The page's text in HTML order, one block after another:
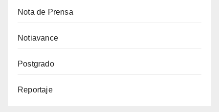
Nota de Prensa
Notiavance
Postgrado
Reportaje